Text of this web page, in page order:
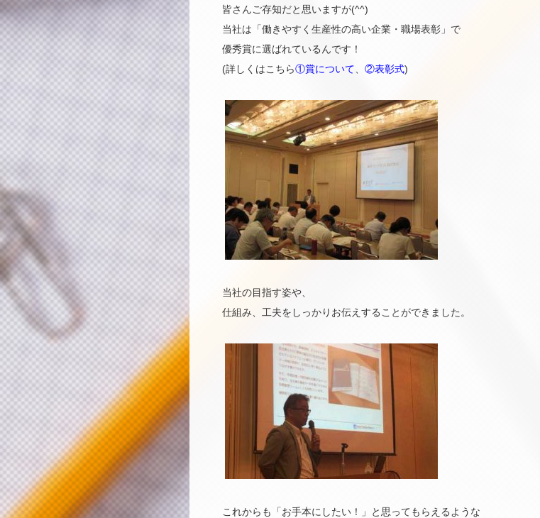
皆さんご存知だと思いますが(^^)
当社は「働きやすく生産性の高い企業・職場表彰」で
優秀賞に選ばれているんです！
(詳しくはこちら①賞について ②表彰式)
当社の目指す姿や、
仕組み、工夫をしっかりお伝えすることができました。
これからも「お手本にしたい！」と思ってもらえるような